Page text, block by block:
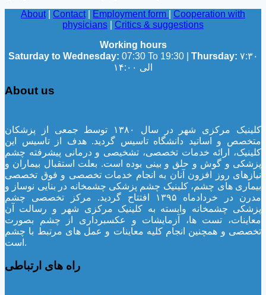
About| Contact| Employment form
Cooperation with
physicians
Critics & suggestions
Working hours
Saturday to Wednesday: 07:30 To 19:30 | Thursday: ۷:۳۰
الی ۱۴:۰۰
About us
کلینیک مرکزی شهر در سال ۱۳۸۰ توسط جمعی از پزشکان
متخصص و اساتید دانشگاه تاسیس گردید. هدف از تاسیس این
کلینیک، ارائه خدمات تخصصی، تشخیصی و درمانی پیشرفته چشم
پزشکی و گوش و حلق و بینی بوده است. بعلت استقبال بیماران و
نیازهای روز افزون آنان به انجام خدمات تخصصی و فوق تخصصی
بیماری های چشم، کلینیک چشم پزشکی چشمخانه در بنایی نوساز و
مدرن در خردادماه ۱۳۹۵ افتتاح گردید. مرکز تخصصی چشم
پزشکی چشمخانه وابسته به کلینیک مرکزی شهر و رسالت آن
معاینات، تست ها، آزمایشات و عکسبرداری از چشم بصورت
تخصصی و همچنین انجام کلیه معاینات و عمل های مرتبط با چشم
است.
راه های ارتباطی